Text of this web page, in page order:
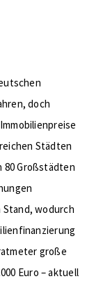
doch
Städten
80 Großstädten
Stand, wodurch
große
Euro – aktuell